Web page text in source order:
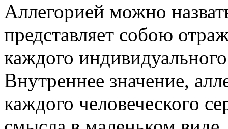
Аллегорией можно
представляет собою
каждого
Внутреннее значение,
каждого человеческого